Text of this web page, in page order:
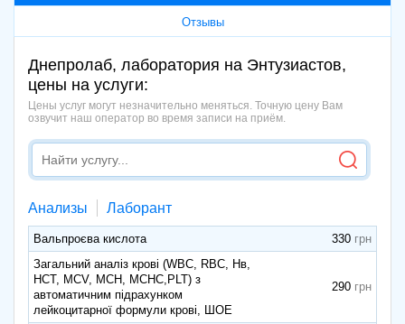
Отзывы
Днепролаб, лаборатория на Энтузиастов,
цены на услуги:
Цены услуг могут незначительно меняться. Точную цену Вам
озвучит наш оператор во время записи на приём.
Анализы Лаборант
Вальпроєва кислота
330
Загальний аналіз крові (WBC, RBC, Нв,
HCT, MCV, МСН, МСНС,PLT) з
автоматичним підрахунком
лейкоцитарної формули крові, ШОЕ
290